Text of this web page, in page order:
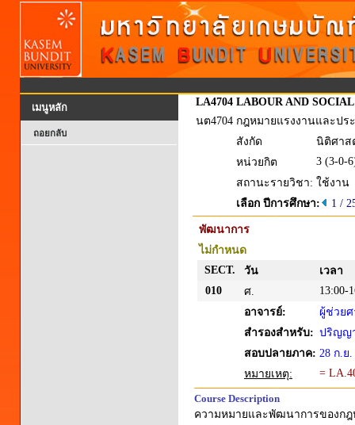
เมนูหลัก
ถอยกลับ
LA4704 LABOUR AND
นต4704 กฎหมายแรงงานและปร
สังกัด
นิติศาส
หน่วยกิต
3 (3-0-
สถานะรายวิชา: ใช้งาน
เลือก ปีการศึกษา:
1 /
พัฒนาการ
ไม่กำหนด
SECT.
วัน
เวลา
010
ศ.
13:00-
อาจารย์:
ผู้ช่วย
สำรองสำหรับ: ปริญญ
สอบปลายภาค: 28 ก.ย.
หมายเหตุ:
=
Course Description
ความหมายและพัฒนาการของกฎ